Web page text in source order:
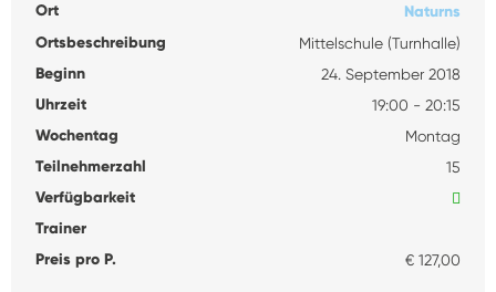
Ort
Naturns
Ortsbeschreibung
Mittelschule (Turnhalle)
Beginn 24. September 2018
Uhrzeit 19:00 - 20:15
Wochentag Montag
Teilnehmerzahl 15
Verfügbarkeit
Trainer
Preis pro P.
€ 127,00